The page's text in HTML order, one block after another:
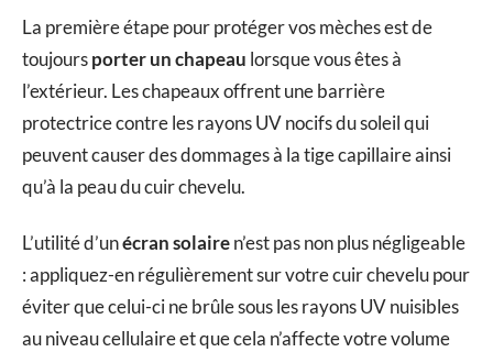
La première étape pour protéger vos mèches est de
toujoursporter un chapeau lorsque vous êtes à
l’extérieur. Les chapeaux offrent une barrière
protectrice contre les rayons UV nocifs du soleil qui
peuvent causer des dommages à la tige capillaire ainsi
qu’à la peau du cuir chevelu.
L’utilité d’unécran solairen’est pas non plus négligeable
: appliquez-en régulièrement sur votre cuir chevelu pour
éviter que celui-ci ne brûle sous les rayons UV nuisibles
au niveau cellulaire et que cela n’affecte votre volume